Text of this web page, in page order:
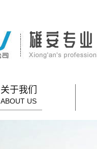
关于我们
ABOUT US